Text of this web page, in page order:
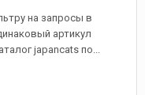
на запросы в
артикул
japancats по...